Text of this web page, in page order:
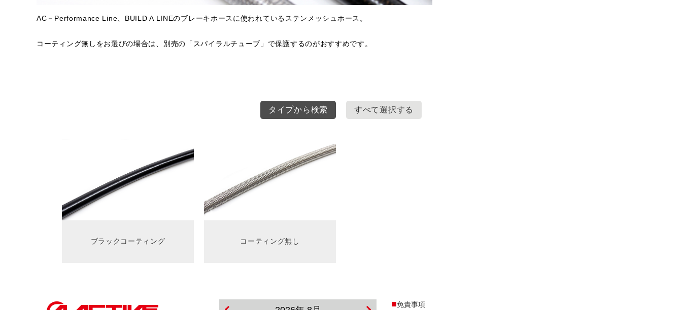
AC－Performance Line、BUILD A LINEのブレーキホースに使われているステンメッシュホース。
コーティング無しをお選びの場合は、別売の「スパイラルチューブ」で保護するのがおすすめです。
タイプから検索 すべて選択する
ブラックコーティング コーティング無し
免責事項